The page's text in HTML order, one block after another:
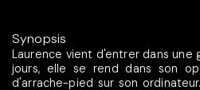
Synopsis
Laurence vient d'entrer dans une
jours, elle se rend dans son
d'arrache-pied sur son